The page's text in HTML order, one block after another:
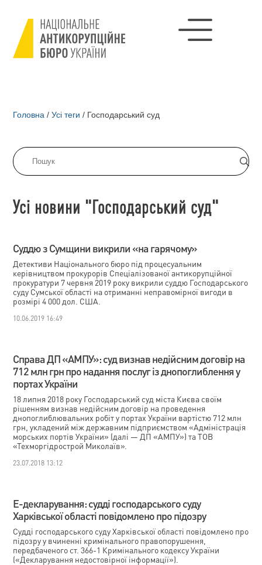
Головна / Усі теги / Господарський суд
Усі новини "Господарський суд"
Суддю з Сумщини викрили «на гарячому»
Детективи Національного бюро під процесуальним
керівництвом прокурорів Спеціалізованої антикорупційної
прокуратури 7 червня 2019 року викрили суддю Господарського
суду Сумської області на отриманні неправомірної вигоди в
розмірі 4 000 дол. США.
10.06.2019 16:49
Справа ДП «АМПУ»: суд визнав недійсним договір на
712 млн грн про надання послуг із днопоглиблення у
портах України
18 липня 2018 року Господарський суд міста Києва своїм
рішенням визнав недійсним договір на проведення
днопоглиблювальних робіт у портах України вартістю 712 млн
грн, укладений між державним підприємством «Адміністрація
морських портів України» (далі — ДП «АМПУ») та ТОВ
«Техморгідрострой Миколаїв».
23.07.2018 13:12
Е-декларування: судді господарського суду
Харківської області повідомлено про підозру
Судді господарського суду Харківської області повідомлено про
підозру у вчиненні кримінального правопорушення,
передбаченого ст. 366-1 Кримінального кодексу України
(«Декларування недостовірної інформації»).